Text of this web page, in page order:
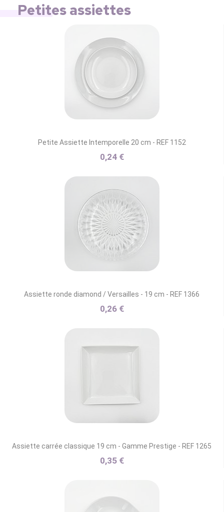
Petites assiettes
Petite Assiette Intemporelle 20 cm - REF 1152
0,24 €
Assiette ronde diamond / Versailles - 19 cm - REF 1366
0,26 €
Assiette carrée classique 19 cm - Gamme Prestige - REF 1265
0,35 €